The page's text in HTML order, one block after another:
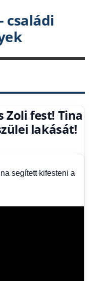
családi
Zoli fest! Tina
lakását!
segített kifesteni a